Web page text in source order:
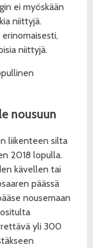
ei myöskään
niittyjä.
niittyjä.
nousuun
liikenteen silta
2018 lopulla.
kävellen tai
päässä
nousemaan
yli 300